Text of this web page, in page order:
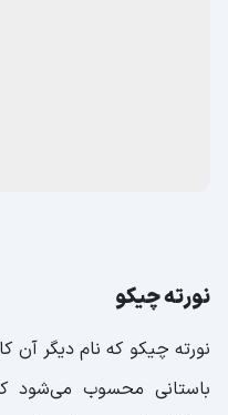
نورته چیکو
نورته چیکو که نام دیگر آن
باستانی محسوب می‌شود